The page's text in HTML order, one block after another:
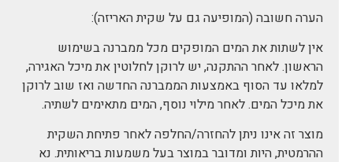
הערה חשובה (המופיעה גם על שקית האריזה):
אין לשתות את המים המופקים מכל ממברנה בשימוש
הראשון. לאחר ההתקנה, יש לרוקן לחלוטין את מיכל האגירה,
למלאו עד הסוף באמצעות הממברנה החדשה ואז שוב לרוקן
את מיכל המים. לאחר מילוי נוסף, המים מתאימים לשתיה.
מוצר זה אינו ניתן להחזרה/החלפה לאחר פתיחת השקית
ההרמטית, היות ומדובר במוצר בעל משמעות בריאותית. נא